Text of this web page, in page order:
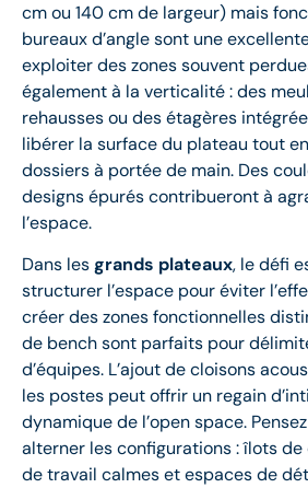
cm ou 140 cm de largeur) mais
bureaux d’angle sont une
exploiter des zones souvent
également à la verticalité : des
rehausses ou des étagères
libérer la surface du plateau tout
dossiers à portée de main. Des
designs épurés contribueront à
l’espace.
Dans lesgrands plateaux, le défi
structurer l’espace pour éviter
créer des zones fonctionnelles
de bench sont parfaits pour
d’équipes. L’ajout de cloisons
les postes peut offrir un regain
dynamique de l’open space.
alterner les configurations : îlots
de travail calmes et espaces de